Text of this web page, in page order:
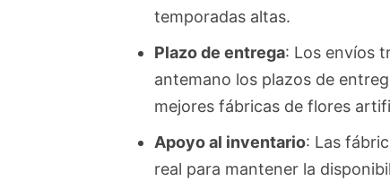
temporadas altas.
Plazo de entrega: Los envíos
antemano los plazos de
mejores fábricas de flores
Apoyo al inventario: Las
real para mantener la